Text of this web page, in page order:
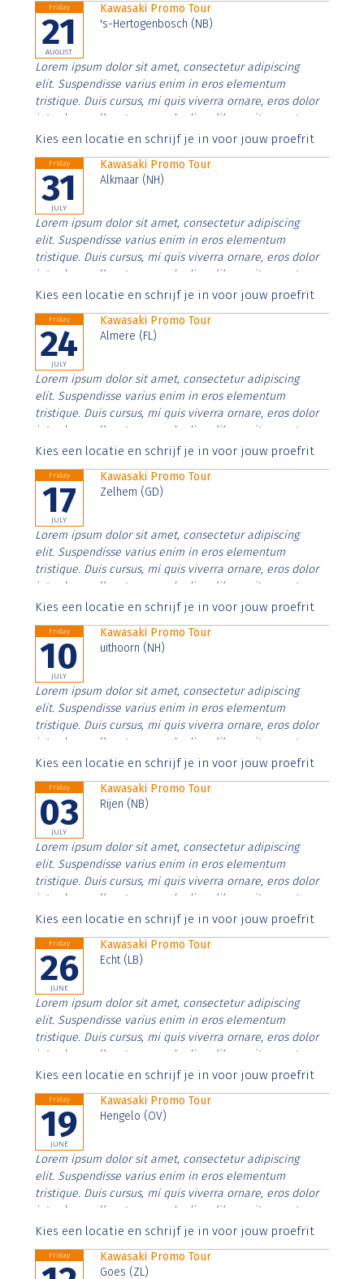
Friday
21
AUGUST
Kawasaki Promo Tour
's-Hertogenbosch (NB)
Lorem ipsum dolor sit amet, consectetur adipiscing
elit. Suspendisse varius enim in eros elementum
tristique. Duis cursus, mi quis viverra ornare, eros dolor
interdum nulla, ut commodo diam libero vitae erat.
Aenean faucibus nibh et justo cursus id rutrum lorem
Kies een locatie en schrijf je in voor jouw proefrit
Friday
31
JULY
Kawasaki Promo Tour
Alkmaar (NH)
Lorem ipsum dolor sit amet, consectetur adipiscing
elit. Suspendisse varius enim in eros elementum
tristique. Duis cursus, mi quis viverra ornare, eros dolor
interdum nulla, ut commodo diam libero vitae erat.
Aenean faucibus nibh et justo cursus id rutrum lorem
Kies een locatie en schrijf je in voor jouw proefrit
Friday
24
JULY
Kawasaki Promo Tour
Almere (FL)
Lorem ipsum dolor sit amet, consectetur adipiscing
elit. Suspendisse varius enim in eros elementum
tristique. Duis cursus, mi quis viverra ornare, eros dolor
interdum nulla, ut commodo diam libero vitae erat.
Aenean faucibus nibh et justo cursus id rutrum lorem
Kies een locatie en schrijf je in voor jouw proefrit
Friday
17
JULY
Kawasaki Promo Tour
Zelhem (GD)
Lorem ipsum dolor sit amet, consectetur adipiscing
elit. Suspendisse varius enim in eros elementum
tristique. Duis cursus, mi quis viverra ornare, eros dolor
interdum nulla, ut commodo diam libero vitae erat.
Aenean faucibus nibh et justo cursus id rutrum lorem
Kies een locatie en schrijf je in voor jouw proefrit
Friday
10
JULY
Kawasaki Promo Tour
uithoorn (NH)
Lorem ipsum dolor sit amet, consectetur adipiscing
elit. Suspendisse varius enim in eros elementum
tristique. Duis cursus, mi quis viverra ornare, eros dolor
interdum nulla, ut commodo diam libero vitae erat.
Aenean faucibus nibh et justo cursus id rutrum lorem
Kies een locatie en schrijf je in voor jouw proefrit
Friday
03
JULY
Kawasaki Promo Tour
Rijen (NB)
Lorem ipsum dolor sit amet, consectetur adipiscing
elit. Suspendisse varius enim in eros elementum
tristique. Duis cursus, mi quis viverra ornare, eros dolor
interdum nulla, ut commodo diam libero vitae erat.
Aenean faucibus nibh et justo cursus id rutrum lorem
Kies een locatie en schrijf je in voor jouw proefrit
Friday
26
JUNE
Kawasaki Promo Tour
Echt (LB)
Lorem ipsum dolor sit amet, consectetur adipiscing
elit. Suspendisse varius enim in eros elementum
tristique. Duis cursus, mi quis viverra ornare, eros dolor
interdum nulla, ut commodo diam libero vitae erat.
Aenean faucibus nibh et justo cursus id rutrum lorem
Kies een locatie en schrijf je in voor jouw proefrit
Friday
19
JUNE
Kawasaki Promo Tour
Hengelo (OV)
Lorem ipsum dolor sit amet, consectetur adipiscing
elit. Suspendisse varius enim in eros elementum
tristique. Duis cursus, mi quis viverra ornare, eros dolor
interdum nulla, ut commodo diam libero vitae erat.
Aenean faucibus nibh et justo cursus id rutrum lorem
Kies een locatie en schrijf je in voor jouw proefrit
Friday
Kawasaki Promo Tour
Goes (ZL)